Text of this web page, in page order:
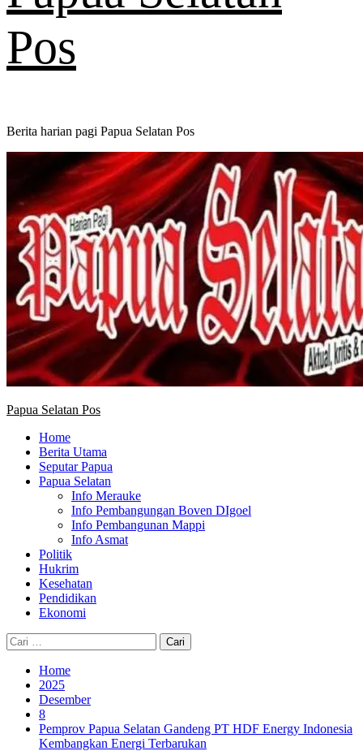
Pos
Berita harian pagi Papua Selatan Pos
Primary
Papua Selatan Pos
Home
Berita Utama
Seputar Papua
Papua Selatan
Info Merauke
Info Pembangungan Boven DIgoel
Info Pembangunan Mappi
Info Asmat
Politik
Hukrim
Kesehatan
Pendidikan
Ekonomi
Cari
untuk:
Home
2025
Desember
8
Pemprov Papua Selatan Gandeng PT HDF Energy Indonesia
Kembangkan Energi Terbarukan